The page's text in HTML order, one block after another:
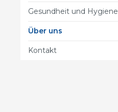
Gesundheit und Hygiene
Über uns
Kontakt